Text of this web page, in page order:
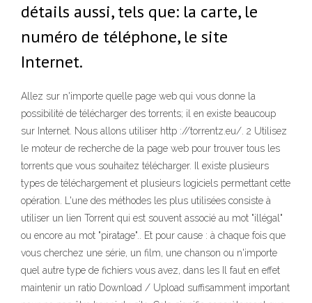
détails aussi, tels que: la carte, le
numéro de téléphone, le site
Internet.
Allez sur n'importe quelle page web qui vous donne la
possibilité de télécharger des torrents; il en existe beaucoup
sur Internet. Nous allons utiliser http ://torrentz.eu/. 2 Utilisez
le moteur de recherche de la page web pour trouver tous les
torrents que vous souhaitez télécharger. Il existe plusieurs
types de téléchargement et plusieurs logiciels permettant cette
opération. L'une des méthodes les plus utilisées consiste à
utiliser un lien Torrent qui est souvent associé au mot "illégal"
ou encore au mot "piratage".. Et pour cause : à chaque fois que
vous cherchez une série, un film, une chanson ou n'importe
quel autre type de fichiers vous avez, dans les Il faut en effet
maintenir un ratio Download / Upload suffisamment important